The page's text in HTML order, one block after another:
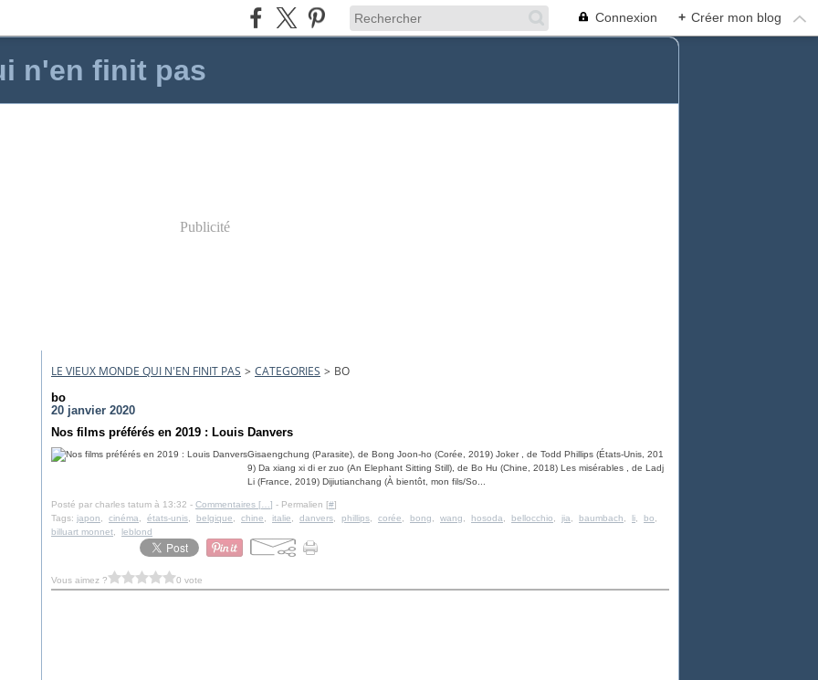
Connexion + Créer mon blog
n'en finit pas
Publicité
LE VIEUX MONDE QUI N'EN FINIT PAS > CATEGORIES > BO
bo
20 janvier 2020
Nos films préférés en 2019 : Louis Danvers
Gisaengchung (Parasite), de Bong Joon-ho (Corée, 2019) Joker , de Todd Phillips (États-Unis, 201
9) Da xiang xi di er zuo (An Elephant Sitting Still), de Bo Hu (Chine, 2018) Les misérables , de Ladj
Li (France, 2019) Dijiutianchang (À bientôt, mon fils/So...
Posté par charles tatum à 13:32 - Commentaires [ ] - Permalien [#]
Tags: japon cinéma états-unis belgique chine italie danvers phillips corée bong wang hosoda bellocchio jia baumbach li bo
billuart monnet
leblond
Vous aimez ? 0 vote